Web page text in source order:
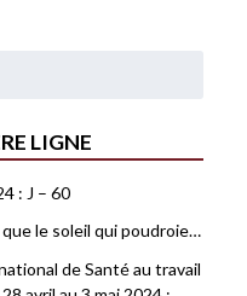
LIGNE
: J – 60
le soleil qui poudroie…
de Santé au travail